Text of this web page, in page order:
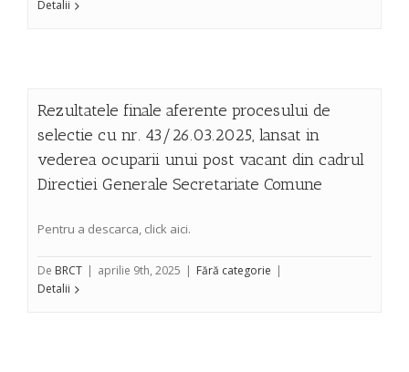
Detalii
Rezultatele finale aferente procesului de
selectie cu nr. 43/26.03.2025, lansat in
vederea ocuparii unui post vacant din cadrul
Directiei Generale Secretariate Comune
Pentru a descarca, click aici.
De BRCT | aprilie 9th, 2025 | Fără categorie |
Detalii